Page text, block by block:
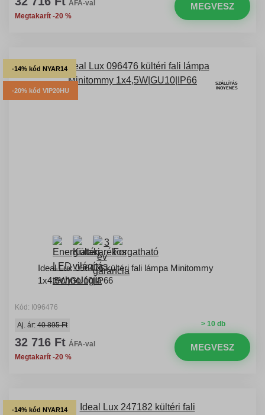
ÁFA-val
Megtakarít -20 %
MEGVESZ
-14% kód NYAR14
-20% kód VIP20HU
SZÁLLÍTÁS
INGYENES
Ideal Lux 096476 kültéri fali lámpa Minitommy
1x4,5W|GU10|IP66
Kód: I096476
> 10 db
Aj. ár: 40 895 Ft
32 716 Ft ÁFA-val
Megtakarít -20 %
MEGVESZ
-14% kód NYAR14